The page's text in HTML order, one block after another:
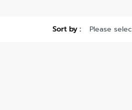
Sort by :